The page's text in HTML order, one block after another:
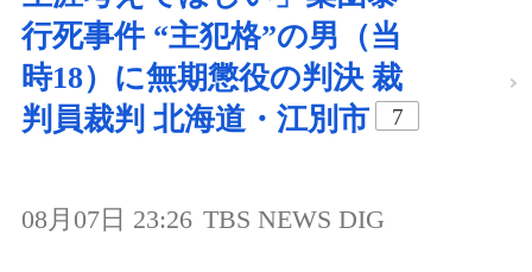
行死事件 “主犯格”の男（当
時18）に無期懲役の判決 裁
判員裁判 北海道・江別市
7
08月07日 23:26 TBS NEWS DIG